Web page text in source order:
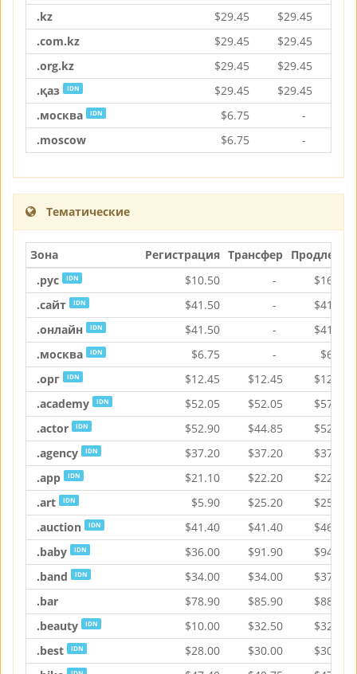
.kz
$29.45 $29.45
.com.kz
$29.45 $29.45
.org.kz
$29.45 $29.45
.қаз
IDN $29.45 $29.45
.москва
IDN $6.75 -
.moscow
$6.75 -
Тематические
Зона Регистрация Трансфер Продление
.рус
IDN $10.50 - $16.35
.сайт
IDN $41.50 - $41.50
.онлайн
IDN $41.50 - $41.50
.москва
IDN $6.75 - $6.75
.орг
IDN $12.45 $12.45 $12.45
.academy
IDN $52.05 $52.05 $57.90
.actor
IDN $52.90 $44.85 $52.90
.agency
IDN $37.20 $37.20 $37.20
.app
IDN $21.10 $22.20 $22.80
.art
IDN $5.90 $25.20 $25.20
.auction
IDN $41.40 $41.40 $46.30
.baby
IDN $36.00 $91.90 $94.20
.band
IDN $34.00 $34.00 $37.35
.bar
$78.90 $85.90 $88.15
.beauty
IDN $10.00 $32.50 $32.50
.best
IDN $28.00 $30.00 $30.75